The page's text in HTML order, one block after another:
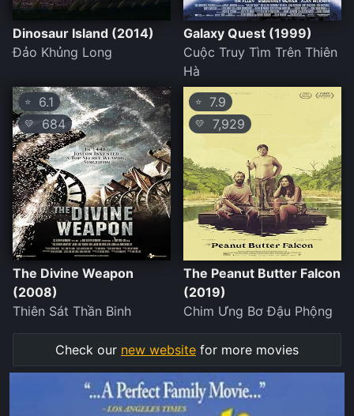
Dinosaur Island (2014)
Đảo Khủng Long
Galaxy Quest (1999)
Cuộc Truy Tìm Trên Thiên
Hà
⭐ 6.1
💛 684
The Divine Weapon
(2008)
Thiên Sát Thần Binh
⭐ 7.9
💛 7,929
The Peanut Butter Falcon
(2019)
Chim Ưng Bơ Đậu Phộng
Check our new website for more movies